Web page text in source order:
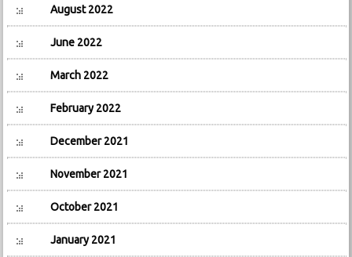
August 2022
June 2022
March 2022
February 2022
December 2021
November 2021
October 2021
January 2021